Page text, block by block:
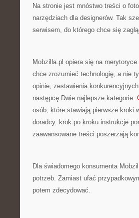
Na stronie jest mnóstwo treści o
narzędziach dla designerów. Tak
serwisem, do którego chce się
Mobzilla.pl opiera się na
chce zrozumieć technologię, a nie
opinie, zestawienia
następcę.Dwie najlepsze kategorie:
osób, które stawiają pierwsze kroki
doradcy. krok po kroku instrukcje
zaawansowane treści poszerzają
Dla świadomego konsumenta
potrzeb. Zamiast ufać
potem zdecydować.